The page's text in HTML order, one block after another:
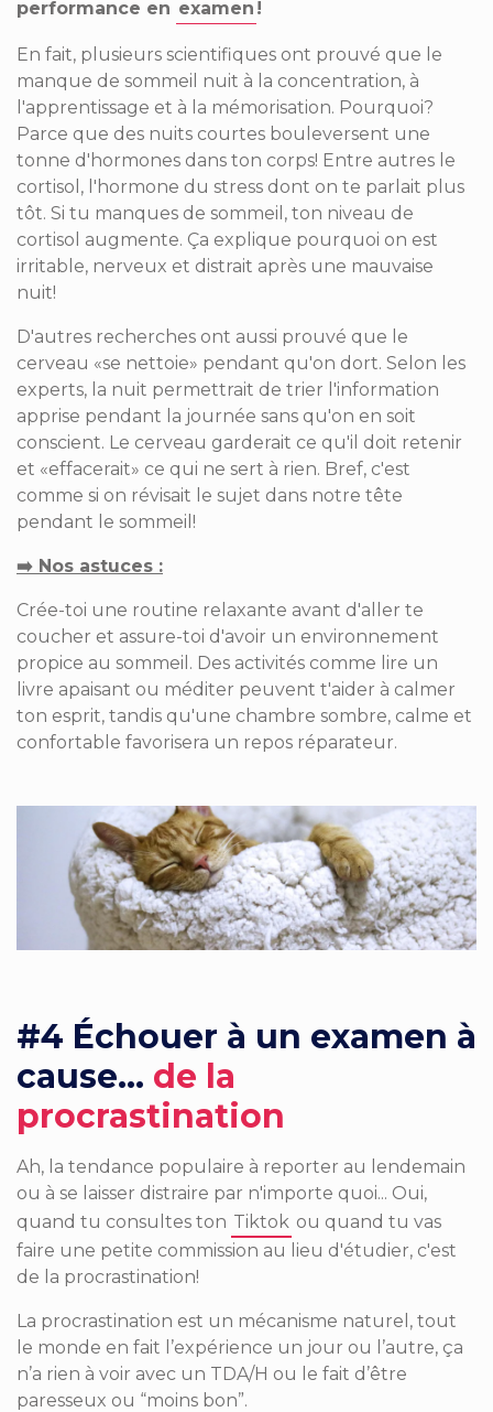
performance en examen !
En fait, plusieurs scientifiques ont prouvé que le
manque de sommeil nuit à la concentration, à
l'apprentissage et à la mémorisation. Pourquoi?
Parce que des nuits courtes bouleversent une
tonne d'hormones dans ton corps! Entre autres le
cortisol, l'hormone du stress dont on te parlait plus
tôt. Si tu manques de sommeil, ton niveau de
cortisol augmente. Ça explique pourquoi on est
irritable, nerveux et distrait après une mauvaise
nuit!
D'autres recherches ont aussi prouvé que le
cerveau «se nettoie» pendant qu'on dort. Selon les
experts, la nuit permettrait de trier l'information
apprise pendant la journée sans qu'on en soit
conscient. Le cerveau garderait ce qu'il doit retenir
et «effacerait» ce qui ne sert à rien. Bref, c'est
comme si on révisait le sujet dans notre tête
pendant le sommeil!
➡️ Nos astuces ­­:
Crée-toi une routine relaxante avant d'aller te
coucher et assure-toi d'avoir un environnement
propice au sommeil. Des activités comme lire un
livre apaisant ou méditer peuvent t'aider à calmer
ton esprit, tandis qu'une chambre sombre, calme et
confortable favorisera un repos réparateur.
#4 Échouer à un examen à
cause... de la
procrastination
Ah, la tendance populaire à reporter au lendemain
ou à se laisser distraire par n'importe quoi... Oui,
quand tu consultes ton Tiktok ou quand tu vas
faire une petite commission au lieu d'étudier, c'est
de la procrastination!
La procrastination est un mécanisme naturel, tout
le monde en fait l’expérience un jour ou l’autre, ça
n’a rien à voir avec un TDA/H ou le fait d’être
paresseux ou “moins bon”.